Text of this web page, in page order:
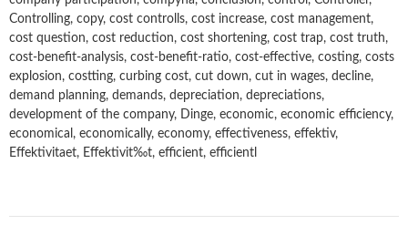
Controlling, copy, cost controlls, cost increase, cost management,
cost question, cost reduction, cost shortening, cost trap, cost truth,
cost-benefit-analysis, cost-benefit-ratio, cost-effective, costing, costs
explosion, costting, curbing cost, cut down, cut in wages, decline,
demand planning, demands, depreciation, depreciations,
development of the company, Dinge, economic, economic efficiency,
economical, economically, economy, effectiveness, effektiv,
Effektivitaet, Effektivit‰t, efficient, efficientl